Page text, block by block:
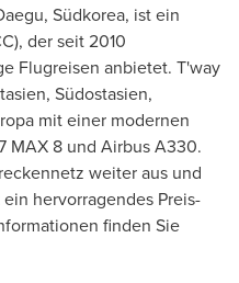
Südkorea, ist ein
der seit 2010
Flugreisen anbietet. T'way
Südostasien,
mit einer modernen
MAX 8 und Airbus A330.
weiter aus und
hervorragendes Preis-
finden Sie